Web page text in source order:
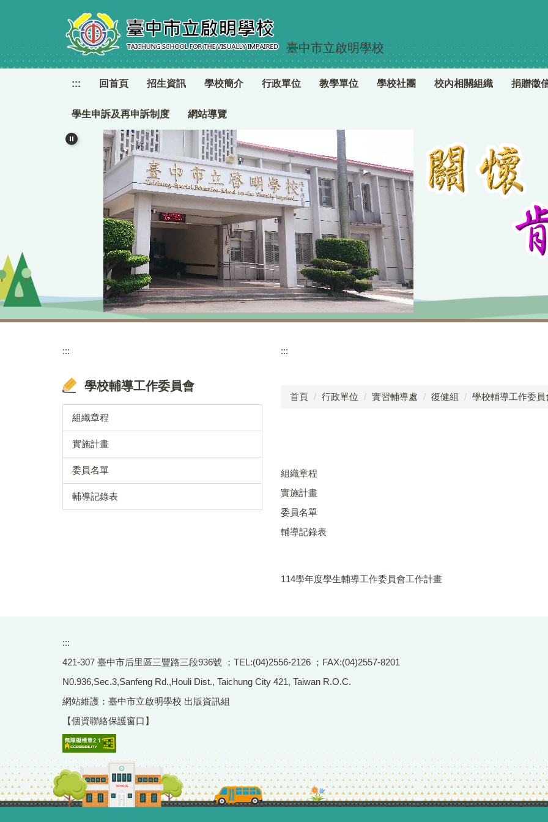
要
內
臺中市立啟明學校
::: 回首頁 招生資訊 學校簡介 行政單位 教學單位 學校社團 校內相關組織 捐贈徵
學生申訴及再申訴制度 網站導覽
:::
學校輔導工作委員會
組織章程
實施計畫
委員名單
輔導記錄表
:::
首頁 行政單位 實習輔導處 復健組 學校輔導工作委員
組織章程
實施計畫
委員名單
輔導記錄表
114學年度學生輔導工作委員會工作計畫
:::
421-307 臺中市后里區三豐路三段936號 ；TEL:(04)2556-2126 ；FAX:(04)2557-8201
N0.936,Sec.3,Sanfeng Rd.,Houli Dist., Taichung City 421, Taiwan R.O.C.
網站維護：臺中市立啟明學校 出版資訊組
【個資聯絡保護窗口】